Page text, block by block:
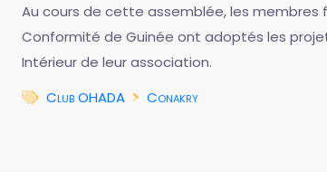
Au cours de cette assemblée, les membres
Conformité de Guinée ont adoptés les
Intérieur de leur association.
Club OHADA
Conakry